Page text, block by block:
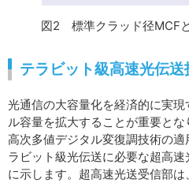
図2 標準クラッド径MCF
テラビット級高速光伝送
光通信の大容量化を経済的に実
ル容量を拡大することが重要と
高次多値デジタル変復調技術の
ラビット級光伝送に必要な超高
に示します。超高速光送受信部